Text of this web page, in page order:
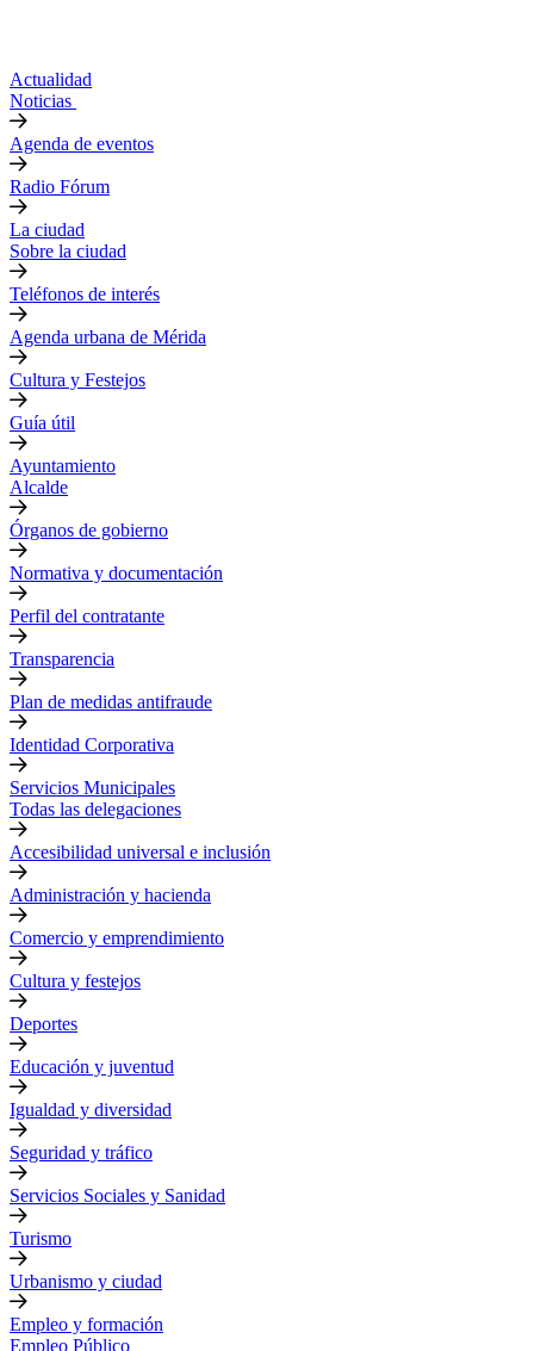
Actualidad
Noticias
Agenda de eventos
Radio Fórum
La ciudad
Sobre la ciudad
Teléfonos de interés
Agenda urbana de Mérida
Cultura y Festejos
Guía útil
Ayuntamiento
Alcalde
Órganos de gobierno
Normativa y documentación
Perfil del contratante
Transparencia
Plan de medidas antifraude
Identidad Corporativa
Servicios Municipales
Todas las delegaciones
Accesibilidad universal e inclusión
Administración y hacienda
Comercio y emprendimiento
Cultura y festejos
Deportes
Educación y juventud
Igualdad y diversidad
Seguridad y tráfico
Servicios Sociales y Sanidad
Turismo
Urbanismo y ciudad
Empleo y formación
Empleo Público